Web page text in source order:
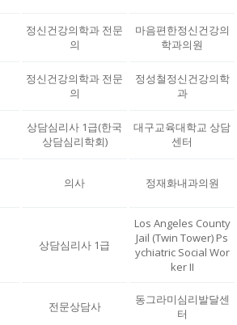
정신건강의학과 전문
의
마음편한정신건강의
학과의원
정신건강의학과 전문
의
정성철정신건강의학
과
상담심리사 1급(한국
상담심리학회)
대구교육대학교 상담
센터
의사 정재화내과의원
상담심리사 1급
Los Angeles County
Jail (Twin Tower) Ps
ychiatric Social Wor
ker II
전문상담사
동그라미심리발달센
터